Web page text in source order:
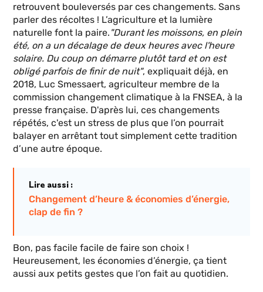
retrouvent bouleversés par ces changements. Sans
parler des récoltes ! L’agriculture et la lumière
naturelle font la paire. "Durant les moissons, en plein
été, on a un décalage de deux heures avec l'heure
solaire. Du coup on démarre plutôt tard et on est
obligé parfois de finir de nuit", expliquait déjà, en
2018, Luc Smessaert, agriculteur membre de la
commission changement climatique à la FNSEA, à la
presse française. D'après lui, ces changements
répétés, c'est un stress de plus que l’on pourrait
balayer en arrêtant tout simplement cette tradition
d’une autre époque.
Lire aussi :
Changement d’heure & économies d’énergie,
clap de fin ?
Bon, pas facile facile de faire son choix !
Heureusement, les économies d’énergie, ça tient
aussi aux petits gestes que l’on fait au quotidien.